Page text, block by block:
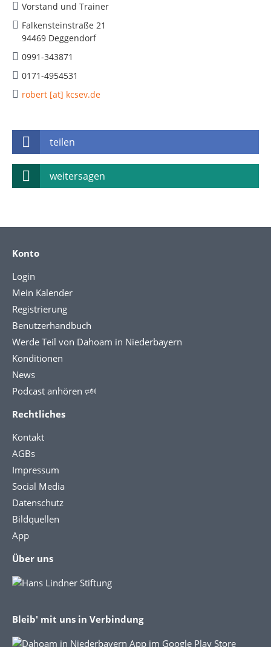
Vorstand und Trainer
Falkensteinstraße 21
94469 Deggendorf
0991-343871
0171-4954531
robert [at] kcsev.de
teilen
weitersagen
Konto
Login
Mein Kalender
Registrierung
Benutzerhandbuch
Werde Teil von Dahoam in Niederbayern
Konditionen
News
Podcast anhören 🕬
Rechtliches
Kontakt
AGBs
Impressum
Social Media
Datenschutz
Bildquellen
App
Über uns
Bleib' mit uns in Verbindung